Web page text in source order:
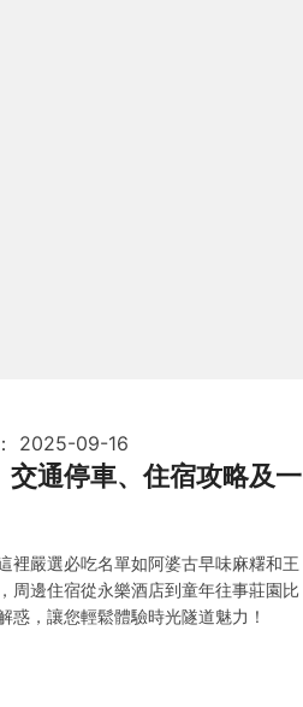
2025-09-16
通停車、住宿攻略及一
裡嚴選必吃名單如阿婆古早味麻糬和王
周邊住宿從永樂酒店到童年往事莊園比
惑，讓您輕鬆體驗時光隧道魅力！